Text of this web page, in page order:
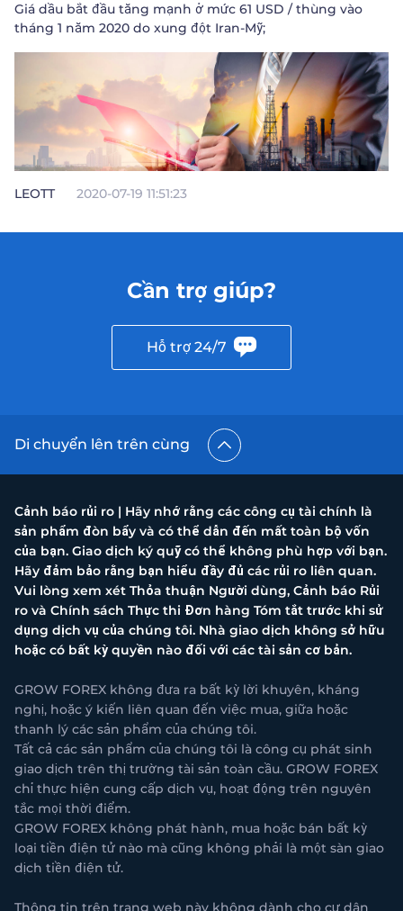
Giá dầu bắt đầu tăng mạnh ở mức 61 USD / thùng vào
tháng 1 năm 2020 do xung đột Iran-Mỹ;
LEOTT 2020-07-19 11:51:23
Cần trợ giúp?
Hỗ trợ 24/7
Di chuyển lên trên cùng
Cảnh báo rủi ro | Hãy nhớ rằng các công cụ tài chính là
sản phẩm đòn bẩy và có thể dẫn đến mất toàn bộ vốn
của bạn. Giao dịch ký quỹ có thể không phù hợp với bạn.
Hãy đảm bảo rằng bạn hiểu đầy đủ các rủi ro liên quan.
Vui lòng xem xét Thỏa thuận Người dùng, Cảnh báo Rủi
ro và Chính sách Thực thi Đơn hàng Tóm tắt trước khi sử
dụng dịch vụ của chúng tôi. Nhà giao dịch không sở hữu
hoặc có bất kỳ quyền nào đối với các tài sản cơ bản.
GROW FOREX không đưa ra bất kỳ lời khuyên, kháng
nghị, hoặc ý kiến liên quan đến việc mua, giữa hoặc
thanh lý các sản phẩm của chúng tôi.
Tất cả các sản phẩm của chúng tôi là công cụ phát sinh
giao dịch trên thị trường tài sản toàn cầu. GROW FOREX
chỉ thực hiện cung cấp dịch vụ, hoạt động trên nguyên
tắc mọi thời điểm.
GROW FOREX không phát hành, mua hoặc bán bất kỳ
loại tiền điện tử nào mà cũng không phải là một sàn giao
dịch tiền điện tử.
Thông tin trên trang web này không dành cho cư dân